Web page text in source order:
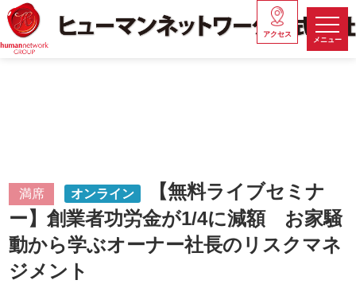
メニュー
アクセス
満席 オンライン
【無料ライブセミナ
ー】創業者功労金が1/4に減額 お家騒
動から学ぶオーナー社長のリスクマネ
ジメント